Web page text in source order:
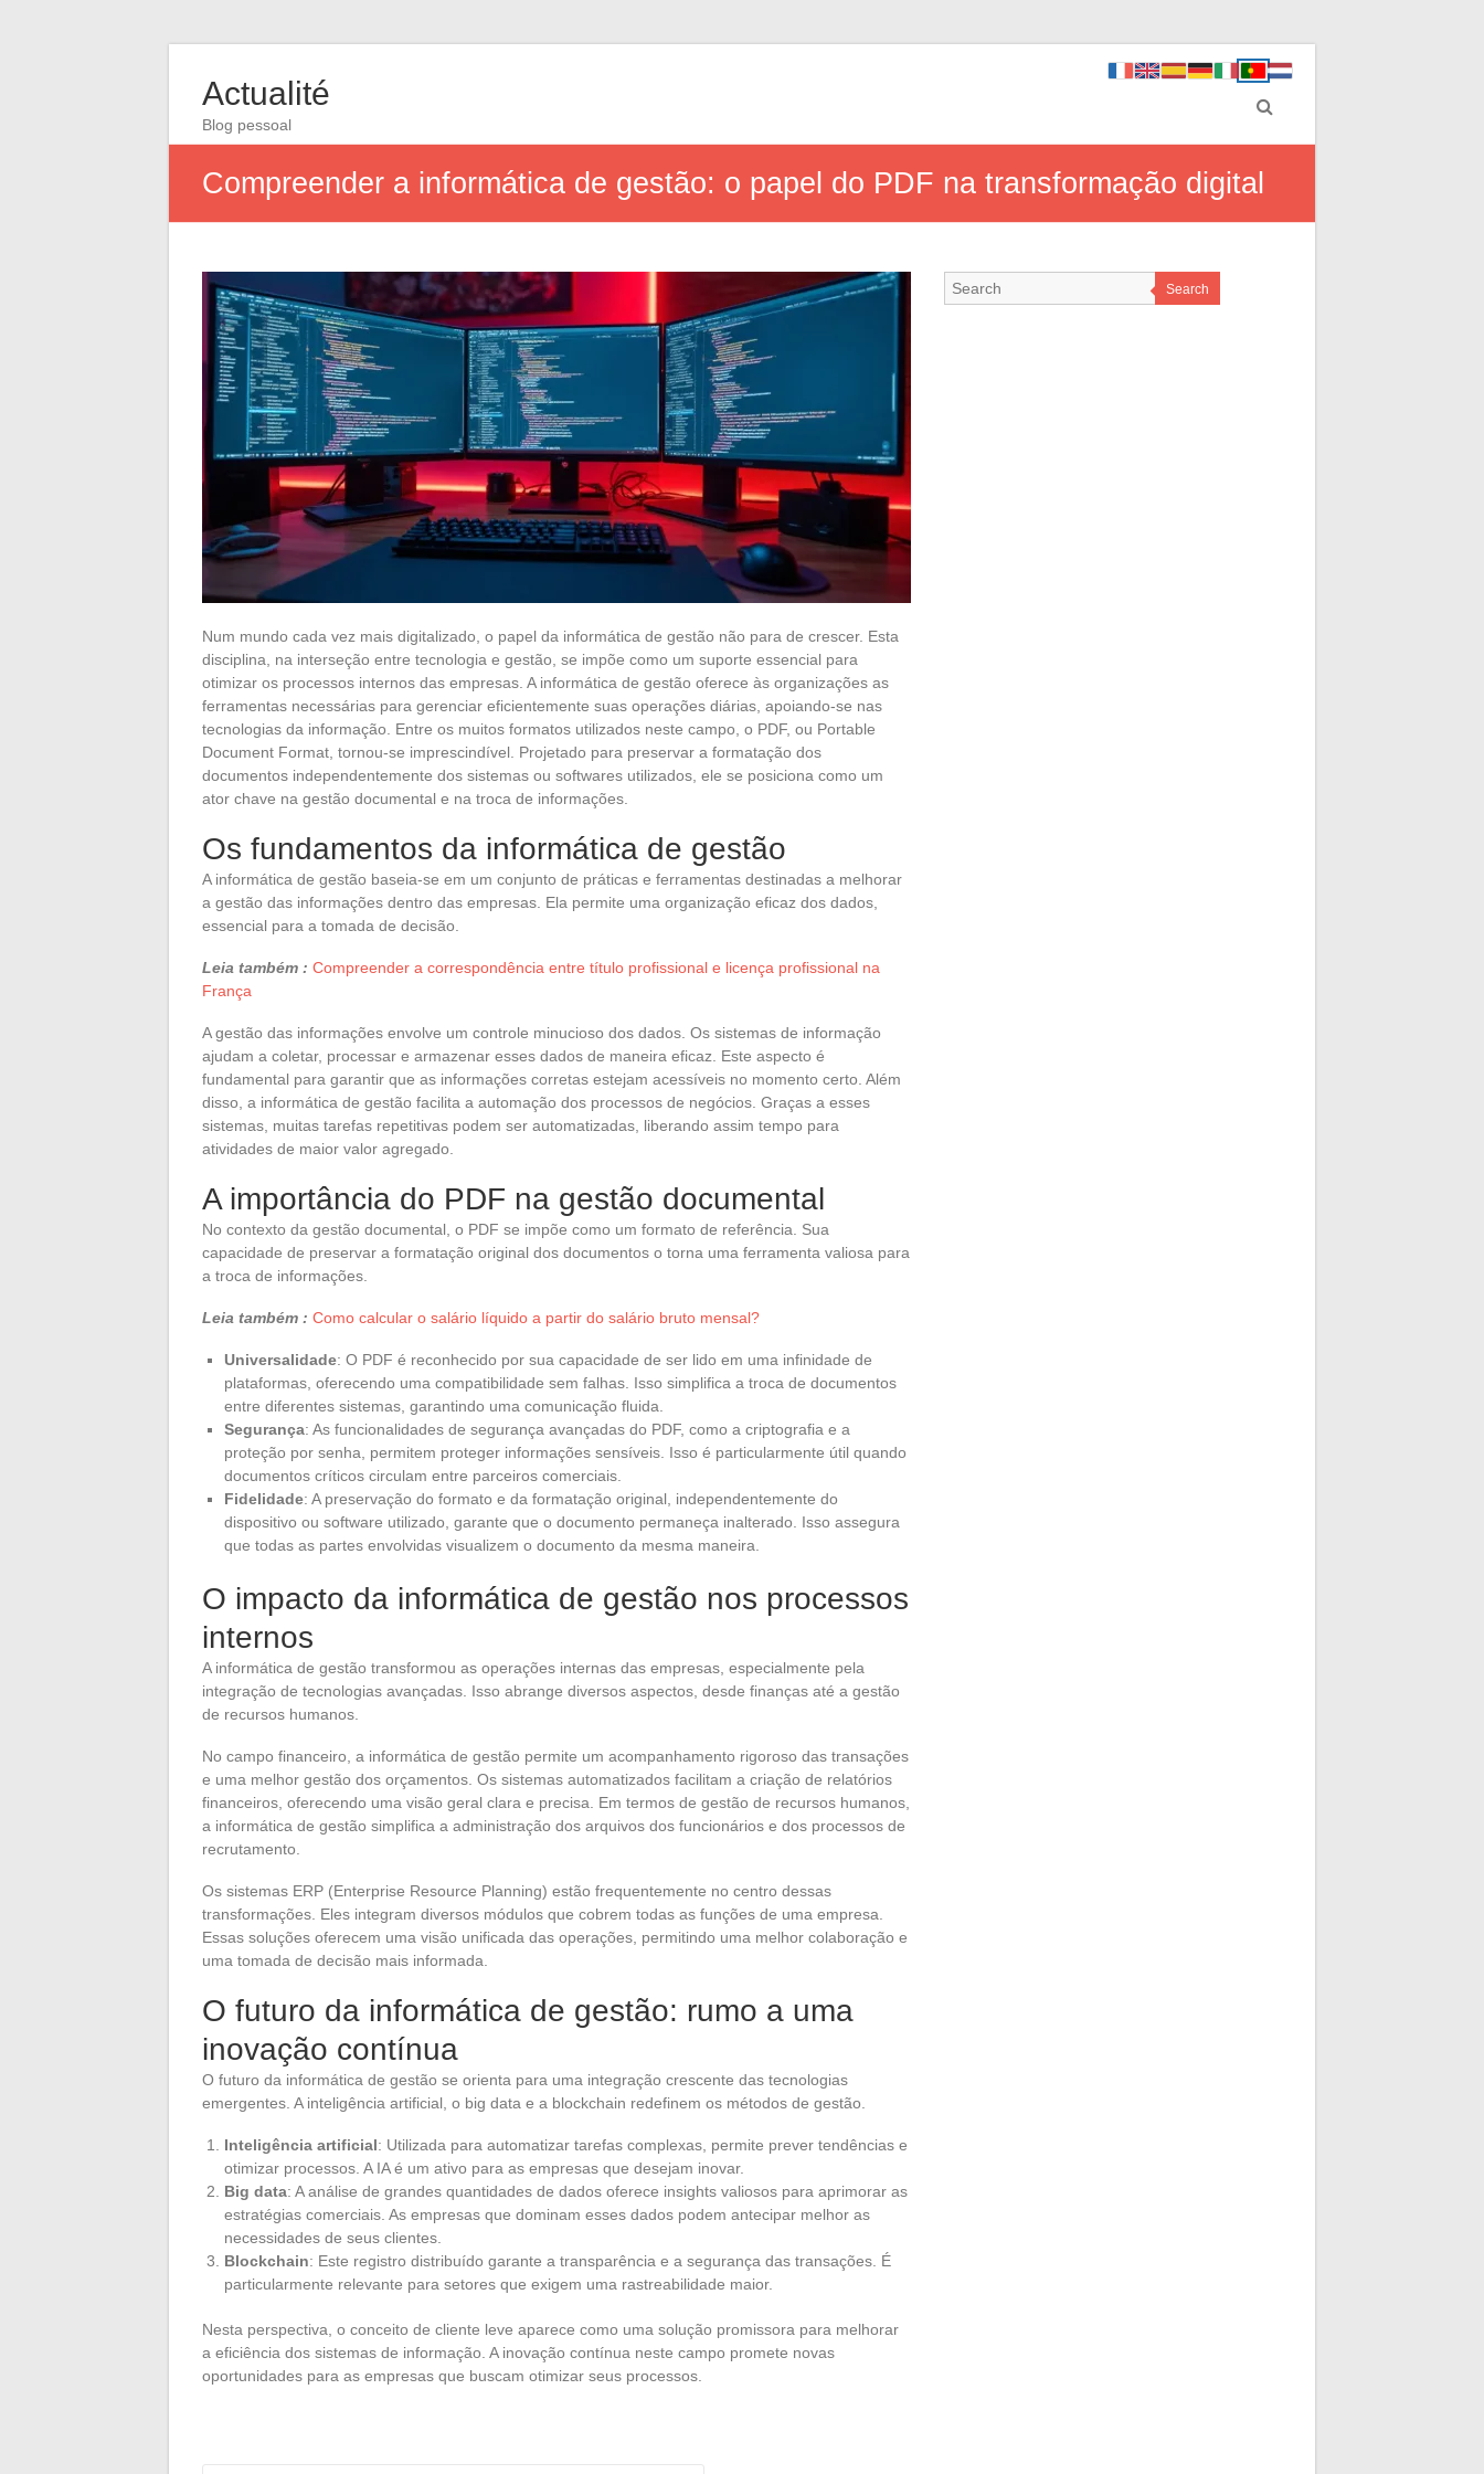
Actualité
Blog pessoal
Compreender a informática de gestão: o papel do PDF na transformação digital
Num mundo cada vez mais digitalizado, o papel da informática de gestão não para de crescer. Esta
disciplina, na interseção entre tecnologia e gestão, se impõe como um suporte essencial para
otimizar os processos internos das empresas. A informática de gestão oferece às organizações as
ferramentas necessárias para gerenciar eficientemente suas operações diárias, apoiando-se nas
tecnologias da informação. Entre os muitos formatos utilizados neste campo, o PDF, ou Portable
Document Format, tornou-se imprescindível. Projetado para preservar a formatação dos
documentos independentemente dos sistemas ou softwares utilizados, ele se posiciona como um
ator chave na gestão documental e na troca de informações.
Os fundamentos da informática de gestão
A informática de gestão baseia-se em um conjunto de práticas e ferramentas destinadas a melhorar
a gestão das informações dentro das empresas. Ela permite uma organização eficaz dos dados,
essencial para a tomada de decisão.
Leia também : Compreender a correspondência entre título profissional e licença profissional na
França
A gestão das informações envolve um controle minucioso dos dados. Os sistemas de informação
ajudam a coletar, processar e armazenar esses dados de maneira eficaz. Este aspecto é
fundamental para garantir que as informações corretas estejam acessíveis no momento certo. Além
disso, a informática de gestão facilita a automação dos processos de negócios. Graças a esses
sistemas, muitas tarefas repetitivas podem ser automatizadas, liberando assim tempo para
atividades de maior valor agregado.
A importância do PDF na gestão documental
No contexto da gestão documental, o PDF se impõe como um formato de referência. Sua
capacidade de preservar a formatação original dos documentos o torna uma ferramenta valiosa para
a troca de informações.
Leia também : Como calcular o salário líquido a partir do salário bruto mensal?
Universalidade: O PDF é reconhecido por sua capacidade de ser lido em uma infinidade de
plataformas, oferecendo uma compatibilidade sem falhas. Isso simplifica a troca de documentos
entre diferentes sistemas, garantindo uma comunicação fluida.
Segurança: As funcionalidades de segurança avançadas do PDF, como a criptografia e a
proteção por senha, permitem proteger informações sensíveis. Isso é particularmente útil quando
documentos críticos circulam entre parceiros comerciais.
Fidelidade: A preservação do formato e da formatação original, independentemente do
dispositivo ou software utilizado, garante que o documento permaneça inalterado. Isso assegura
que todas as partes envolvidas visualizem o documento da mesma maneira.
O impacto da informática de gestão nos processos
internos
A informática de gestão transformou as operações internas das empresas, especialmente pela
integração de tecnologias avançadas. Isso abrange diversos aspectos, desde finanças até a gestão
de recursos humanos.
No campo financeiro, a informática de gestão permite um acompanhamento rigoroso das transações
e uma melhor gestão dos orçamentos. Os sistemas automatizados facilitam a criação de relatórios
financeiros, oferecendo uma visão geral clara e precisa. Em termos de gestão de recursos humanos,
a informática de gestão simplifica a administração dos arquivos dos funcionários e dos processos de
recrutamento.
Os sistemas ERP (Enterprise Resource Planning) estão frequentemente no centro dessas
transformações. Eles integram diversos módulos que cobrem todas as funções de uma empresa.
Essas soluções oferecem uma visão unificada das operações, permitindo uma melhor colaboração e
uma tomada de decisão mais informada.
O futuro da informática de gestão: rumo a uma
inovação contínua
O futuro da informática de gestão se orienta para uma integração crescente das tecnologias
emergentes. A inteligência artificial, o big data e a blockchain redefinem os métodos de gestão.
Inteligência artificial: Utilizada para automatizar tarefas complexas, permite prever tendências e
otimizar processos. A IA é um ativo para as empresas que desejam inovar.
Big data: A análise de grandes quantidades de dados oferece insights valiosos para aprimorar as
estratégias comerciais. As empresas que dominam esses dados podem antecipar melhor as
necessidades de seus clientes.
Blockchain: Este registro distribuído garante a transparência e a segurança das transações. É
particularmente relevante para setores que exigem uma rastreabilidade maior.
Nesta perspectiva, o conceito de cliente leve aparece como uma solução promissora para melhorar
a eficiência dos sistemas de informação. A inovação contínua neste campo promete novas
oportunidades para as empresas que buscam otimizar seus processos.
Search